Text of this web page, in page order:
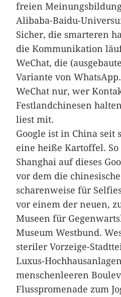
freien
Alibaba-Baidu-
Sicher, die smarteren
die Kommunikation
WeChat, die
Variante von
WeChat nur, wer
Festlandchinesen
liest mit.
Google ist in China seit
eine heiße Kartoffel.
Shanghai auf dieses
vor dem die
scharenweise für
vor einem der neuen,
Museen für
Museum Westbund.
steriler Vorzeige-
Luxus-
menschenleeren
Flusspromenade zum